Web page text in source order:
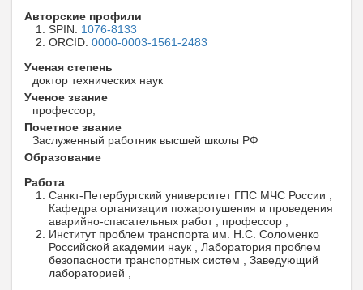
Авторские профили
SPIN: 1076-8133
ORCID: 0000-0003-1561-2483
Ученая степень
доктор технических наук
Ученое звание
профессор,
Почетное звание
Заслуженный работник высшей школы РФ
Образование
Работа
Санкт-Петербургский университет ГПС МЧС России ,
Кафедра организации пожаротушения и проведения
аварийно-спасательных работ , профессор ,
Институт проблем транспорта им. Н.С. Соломенко
Российской академии наук , Лаборатория проблем
безопасности транспортных систем , Заведующий
лабораторией ,